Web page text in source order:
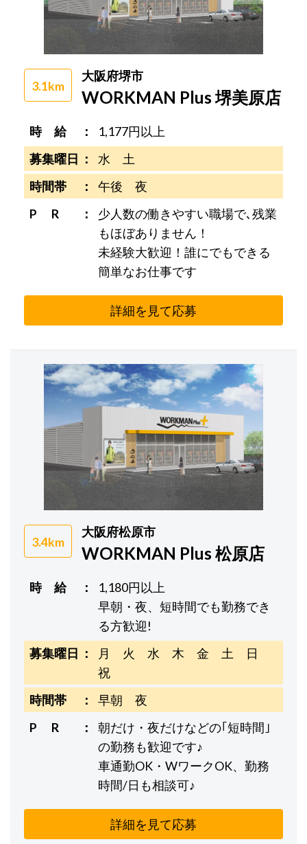
3.1km
大阪府堺市
WORKMAN Plus 堺美原店
時 給
1,177円以上
募集曜日
水 土
時間帯
午後 夜
P R
少人数の働きやすい職場で､残業
もほぼありません！
未経験大歓迎！誰にでもできる
簡単なお仕事です
詳細を見て応募
3.4km
大阪府松原市
WORKMAN Plus 松原店
時 給
1,180円以上
早朝・夜、短時間でも勤務でき
る方歓迎!
募集曜日
月 火 水 木 金 土 日
祝
時間帯
早朝 夜
P R
朝だけ・夜だけなどの｢短時間｣
の勤務も歓迎です♪
車通勤OK・WワークOK、勤務
時間/日も相談可♪
詳細を見て応募